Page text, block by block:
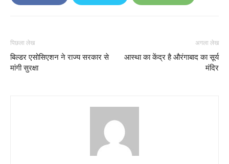
पिछला लेख
बिल्डर एसोसिएशन ने राज्य सरकार से
मांगी सुरक्षा
अगला लेख
आस्था का केंद्र है औरंगाबाद का सूर्य
मंदिर